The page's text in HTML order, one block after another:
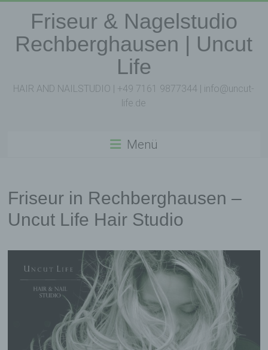
springenFriseur & Nagelstudio
Rechberghausen | Uncut
Life
HAIR AND NAILSTUDIO | +49 7161 9877344 | info@uncut-
life.de
Menü
Friseur in Rechberghausen –
Uncut Life Hair Studio